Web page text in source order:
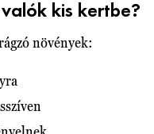
kis kertbe?
növények: